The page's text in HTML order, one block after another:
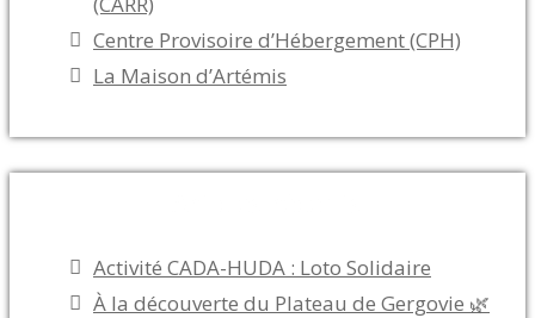
Centre Provisoire d’Hébergement (CPH)
La Maison d’Artémis
Activité CADA-HUDA : Loto Solidaire
À la découverte du Plateau de Gergovie 🌿